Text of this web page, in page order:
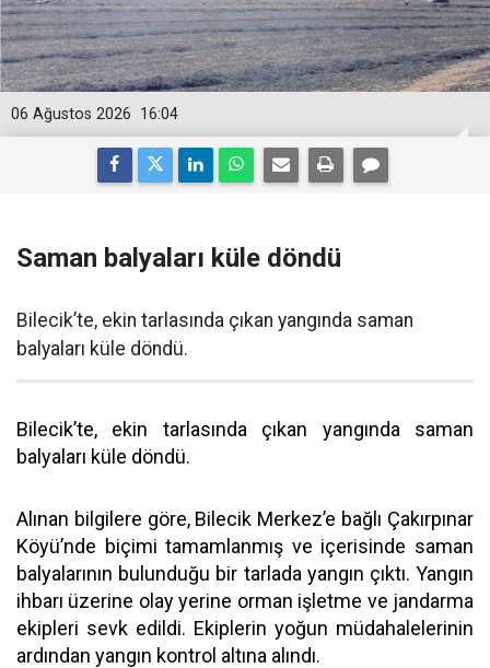
16:04
06 Ağustos 2026
Saman balyaları küle döndü
Bilecik’te, ekin tarlasında çıkan yangında saman
balyaları küle döndü.
Bilecik’te, ekin tarlasında çıkan yangında saman
balyaları küle döndü.
Alınan bilgilere göre, Bilecik Merkez’e bağlı Çakırpınar
Köyü’nde biçimi tamamlanmış ve içerisinde saman
balyalarının bulunduğu bir tarlada yangın çıktı. Yangın
ihbarı üzerine olay yerine orman işletme ve jandarma
ekipleri sevk edildi. Ekiplerin yoğun müdahalelerinin
ardından yangın kontrol altına alındı.